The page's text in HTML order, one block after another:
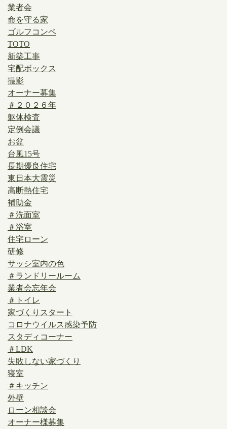
業者会
命を守る家
ゴルフコンペ
TOTO
新築工事
宅配ボックス
撮影
オーナー募集
＃２０２６年
躯体検査
定例会議
お盆
台風15号
長期優良住宅
東日本大震災
高断熱住宅
補助金
＃洗面室
＃浴室
住宅ローン
研修
サッシ室内の色
＃ランドリールーム
業者会忘年会
＃トイレ
家づくりスタート
コロナウイルス感染予防
スタディコーナー
＃LDK
失敗しない家づくり
寝室
＃キッチン
外壁
ローン相談会
オーナー様募集